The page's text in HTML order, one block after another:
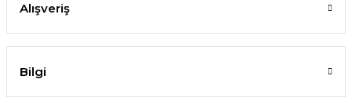
Alışveriş
Bilgi